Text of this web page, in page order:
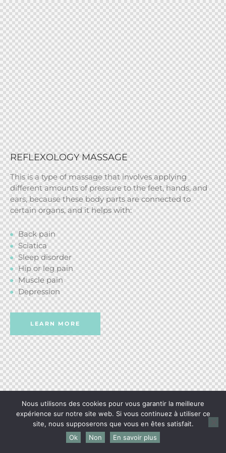
REFLEXOLOGY MASSAGE
This is a type of massage that involves applying
different amounts of pressure to the feet, hands, and
ears, because these body parts are connected to
certain organs, and it helps with:
Back pain
Sciatica
Sleep disorder
Hip or leg pain
Muscle pain
Depression
LEARN MORE
Nous utilisons des cookies pour vous garantir la meilleure
expérience sur notre site web. Si vous continuez à utiliser ce
site, nous supposerons que vous en êtes satisfait.
Ok
Non En savoir plus